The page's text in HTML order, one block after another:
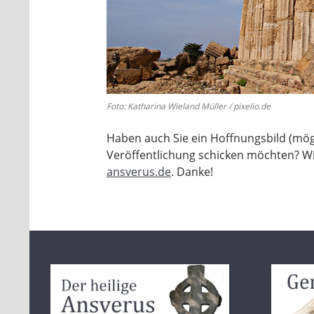
Foto: Katharina Wieland Müller / pixelio.de
Haben auch Sie ein Hoffnungsbild
Veröffentlichung schicken möchten?
ansverus.de. Danke!